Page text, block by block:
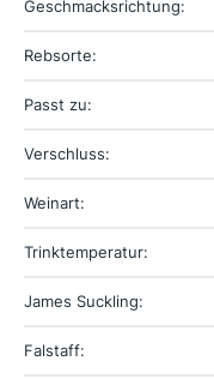
Geschmacksrichtung:
Rebsorte:
Passt zu:
Verschluss:
Weinart:
Trinktemperatur:
James Suckling:
Falstaff: